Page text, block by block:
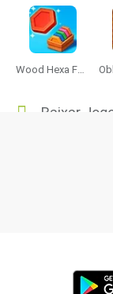
Wood Hexa Factory
Baixar